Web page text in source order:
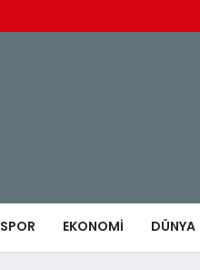
SPOR EKONOMI DÜNYA